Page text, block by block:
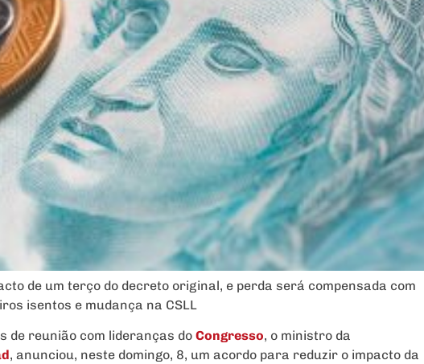
de um terço do decreto original, e perda será compensada com
isentos e mudança na CSLL
de reunião com lideranças do Congresso, o ministro da
, anunciou, neste domingo, 8, um acordo para reduzir o impacto da